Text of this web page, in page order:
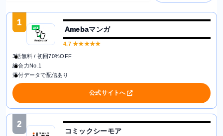
1
Amebaマンガ
4.7★★★★★
3話無料 / 初回70%OFF
総合力No.1
添付データで配信あり
公式サイトへ
2
コミックシーモア